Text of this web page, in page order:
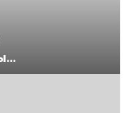
экспертизы